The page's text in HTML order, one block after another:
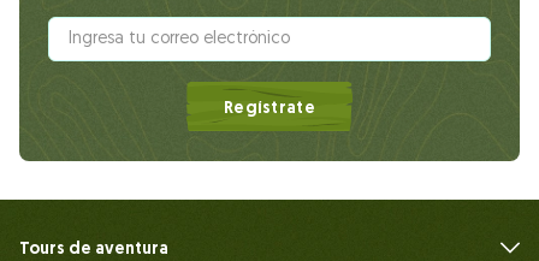
Regístrate
Tours de aventura